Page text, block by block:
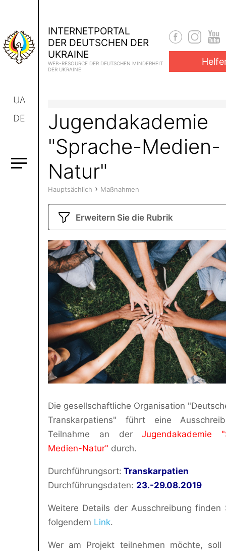
UA
DE
INTERNETPORTAL
DER DEUTSCHEN DER
UKRAINE
WEB-RESOURCE DER DEUTSCHEN MINDERHEIT
DER UKRAINE
Jugendakademie
"Sprache-Medien-
Natur"
Hauptsächlich › Maßnahmen
Erweitern Sie die Rubrik
Die gesellschaftliche Organisation
Transkarpatiens" führt eine
Teilnahme an derJugendakademie
Medien-Natur" durch.
Durchführungsort: Transkarpatien
Durchführungsdaten: 23.-29.08.2019
Weitere Details der Ausschreibung finden
folgendem Link.
Wer am Projekt teilnehmen möchte, soll